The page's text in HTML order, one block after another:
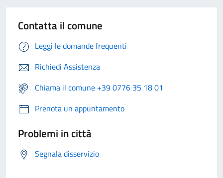
Contatta il comune
Leggi le domande frequenti
Richiedi Assistenza
Chiama il comune +39 0776 35 18 01
Prenota un appuntamento
Problemi in città
Segnala disservizio